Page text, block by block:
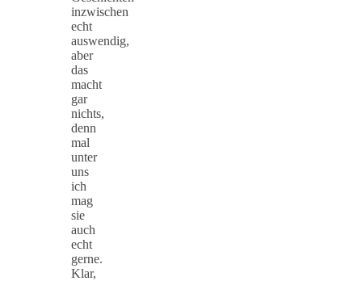
inzwischen
echt
auswendig,
aber
das
macht
gar
nichts,
denn
mal
unter
uns
ich
mag
sie
auch
echt
gerne.
Klar,